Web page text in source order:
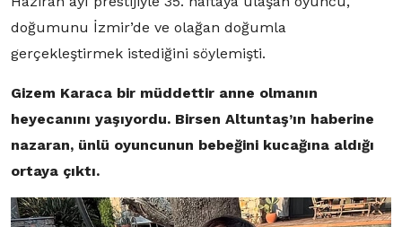
doğumunu İzmir’de ve olağan doğumla
gerçekleştirmek istediğini söylemişti.
Gizem Karaca bir müddettir anne olmanın
heyecanını yaşıyordu. Birsen Altuntaş’ın haberine
nazaran, ünlü oyuncunun bebeğini kucağına aldığı
ortaya çıktı.